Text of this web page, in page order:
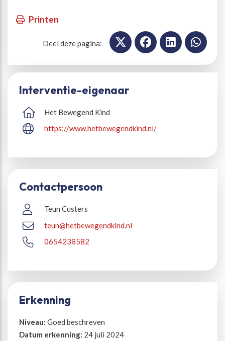
Printen
Deel deze pagina:
Interventie-eigenaar
Het Bewegend Kind
https://www.hetbewegendkind.nl/
Contactpersoon
Teun Custers
teun@hetbewegendkind.nl
0654238582
Erkenning
Niveau: Goed beschreven
Datum erkenning: 24 juli 2024